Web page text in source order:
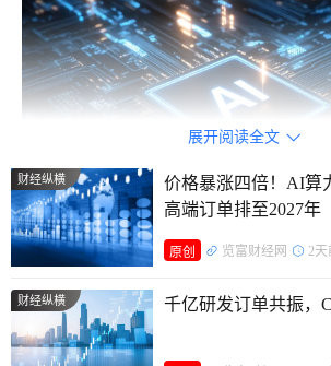
强强联手共拓AI新市场
根据双方的合作协议，SK海力士将为
展开阅读全文 
财经纵横
价格暴涨四倍！AI算
高端订单排至2027年
原创 览富财经网 2天
财经纵横 千亿研发订单共振，